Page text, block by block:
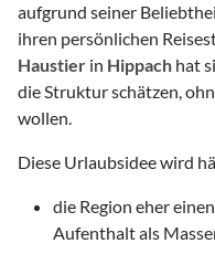
aufgrund seiner
ihren persönlichen
Haustier in Hippach hat
die Struktur schätzen,
wollen.
Diese Urlaubsidee wird
die Region eher
Aufenthalt als